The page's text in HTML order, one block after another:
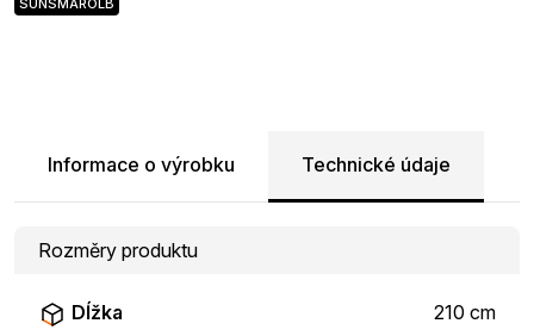
SUNSMAROLB
Informace o výrobku Technické údaje
Rozměry produktu
Dĺžka 210 cm